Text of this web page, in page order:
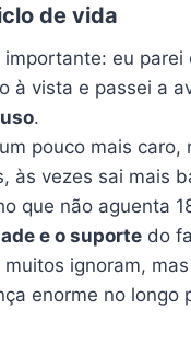
de vida
importante: eu parei
à vista e passei a
.
pouco mais caro,
às vezes sai mais
que não aguenta
e o suporte do
ignoram,
enorme no longo